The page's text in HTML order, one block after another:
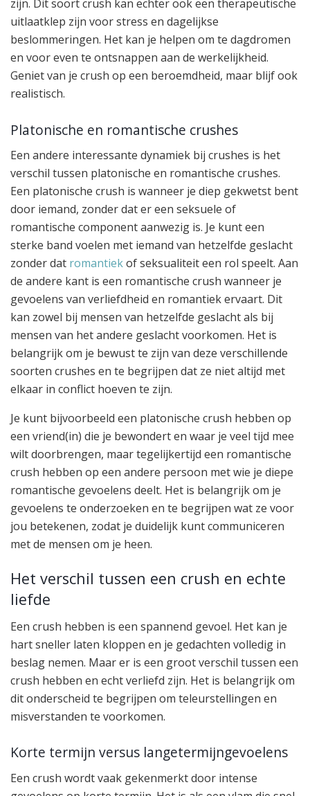
zijn. Dit soort crush kan echter ook een therapeutische
uitlaatklep zijn voor stress en dagelijkse
beslommeringen. Het kan je helpen om te dagdromen
en voor even te ontsnappen aan de werkelijkheid.
Geniet van je crush op een beroemdheid, maar blijf ook
realistisch.
Platonische en romantische crushes
Een andere interessante dynamiek bij crushes is het
verschil tussen platonische en romantische crushes.
Een platonische crush is wanneer je diep gekwetst bent
door iemand, zonder dat er een seksuele of
romantische component aanwezig is. Je kunt een
sterke band voelen met iemand van hetzelfde geslacht
zonder dat romantiekof seksualiteit een rol speelt. Aan
de andere kant is een romantische crush wanneer je
gevoelens van verliefdheid en romantiek ervaart. Dit
kan zowel bij mensen van hetzelfde geslacht als bij
mensen van het andere geslacht voorkomen. Het is
belangrijk om je bewust te zijn van deze verschillende
soorten crushes en te begrijpen dat ze niet altijd met
elkaar in conflict hoeven te zijn.
Je kunt bijvoorbeeld een platonische crush hebben op
een vriend(in) die je bewondert en waar je veel tijd mee
wilt doorbrengen, maar tegelijkertijd een romantische
crush hebben op een andere persoon met wie je diepe
romantische gevoelens deelt. Het is belangrijk om je
gevoelens te onderzoeken en te begrijpen wat ze voor
jou betekenen, zodat je duidelijk kunt communiceren
met de mensen om je heen.
Het verschil tussen een crush en echte
liefde
Een crush hebben is een spannend gevoel. Het kan je
hart sneller laten kloppen en je gedachten volledig in
beslag nemen. Maar er is een groot verschil tussen een
crush hebben en echt verliefd zijn. Het is belangrijk om
dit onderscheid te begrijpen om teleurstellingen en
misverstanden te voorkomen.
Korte termijn versus langetermijngevoelens
Een crush wordt vaak gekenmerkt door intense